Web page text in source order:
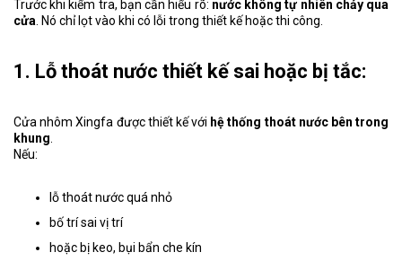
Trước khi kiểm tra, bạn cần hiểu rõ: nước không tự nhiên chảy qua
cửa . Nó chỉ lọt vào khi có lỗi trong thiết kế hoặc thi công.
1. Lỗ thoát nước thiết kế sai hoặc bị tắc:
Cửa nhôm Xingfa được thiết kế với hệ thống thoát nước bên trong
khung
Nếu:
lỗ thoát nước quá nhỏ
bố trí sai vị trí
hoặc bị keo, bụi bẩn che kín